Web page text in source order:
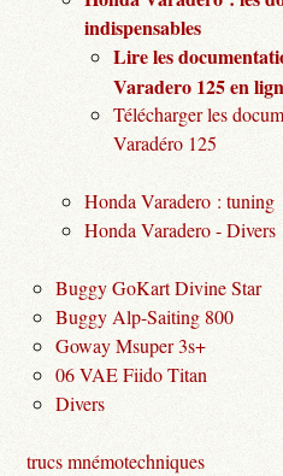
indispensables
Lire les
Varadero 125 en
Télécharger les
Varadéro 125
Honda Varadero : tuning
Honda Varadero - Divers
Buggy GoKart Divine Star
Buggy Alp-Saiting 800
Goway Msuper 3s+
06 VAE Fiido Titan
Divers
trucs mnémotechniques